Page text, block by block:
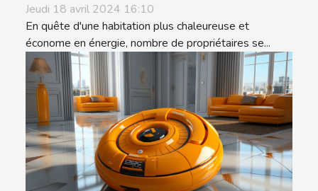
Jeudi 18 avril 2024 16:10
En quête d'une habitation plus chaleureuse et
économe en énergie, nombre de propriétaires se...